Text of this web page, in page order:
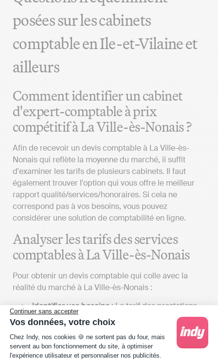
Continuer sans accepter
Vos données, votre choix
Plateforme de Gestion du Consentement :
Chez Indy, nos cookies 🍪 ne sortent pas du four, mais
servent au bon fonctionnement du site, à optimiser
l'expérience utilisateur et personnaliser nos publicités.
posées sur les cabinets
comptable en Ile-et-Vilaine et
ailleurs
Comment identifier un cabinet
d'expert-comptable à prix
compétitif à La Ville-ès-Nonais ?
Afin de recevoir un devis comptable à La Ville-ès-
Nonais qui reflète la moyenne du marché, il suffit
d'examiner les tarifs de plusieurs cabinets. Il faut
également trouver l'option qui vous offre le meilleur
rapport qualité/services/honoraires. Si cela ne
correspond pas à vos besoins, vous pouvez
considérer une solution de comptabilité en ligne.
Analyser les tarifs des services
comptables à La Ville-ès-Nonais
Pour obtenir un devis comptable qui colle avec la
réalité du marché à La Ville-ès-Nonais :
Identifier vos besoins: Le tarif des prestations
fournies par un cabinet d'expertise comptable à
proximité de La Ville-ès-Nonais peut varier
significativement en fonction du contenu de la
lettre de mission que vous définirez avec eux. La